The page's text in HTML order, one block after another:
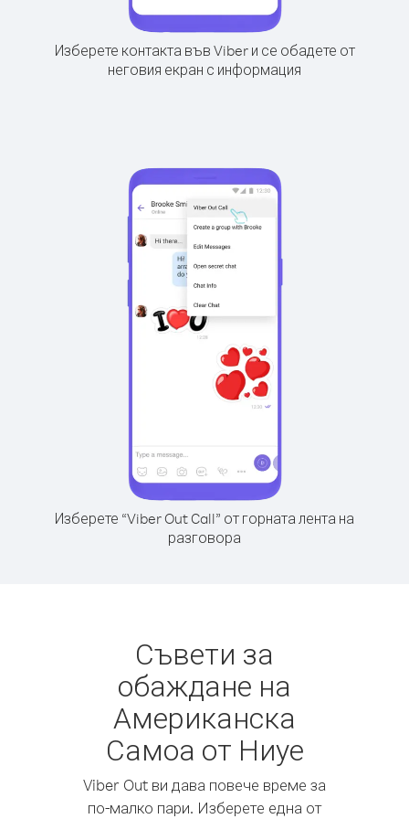
Изберете контакта във Viber и се обадете от
неговия екран с информация
Изберете “Viber Out Call” от горната лента на
разговора
Съвети за
обаждане на
Американска
Самоа от Ниуе
Viber Out ви дава повече време за
по-малко пари. Изберете една от